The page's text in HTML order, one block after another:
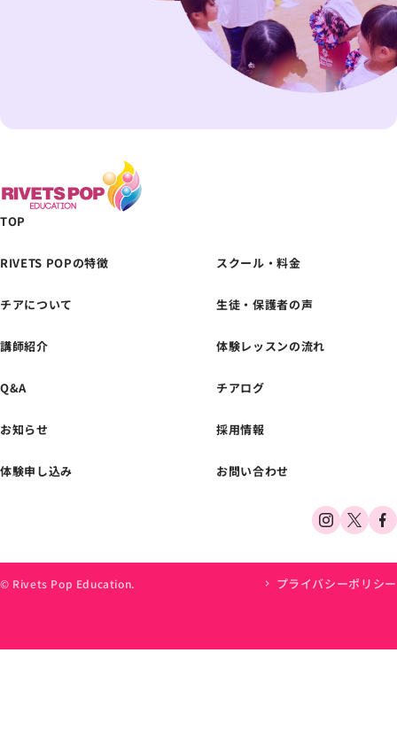
各スクールにて体験レッスンを随時受付
採用情報
中！私たちと明るく楽しく働きませんか？
TOP
RIVETS POPの特徴 スクール・料金
チアについて 生徒・保護者の声
講師紹介 体験レッスンの流れ
Q&A チアログ
お知らせ 採用情報
体験申し込み お問い合わせ
プライバシーポリシー
© Rivets Pop Education.